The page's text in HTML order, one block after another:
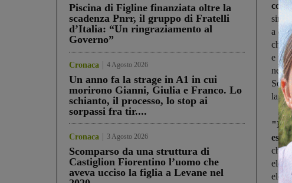
Piscina di Figline finanziata oltre la
scadenza Pnrr, il gruppo di Fratelli
d’Italia: “Un ringraziamento al
Governo”
Cronaca 4 Agosto 2026
Un anno fa la strage in A1 in cui
morirono Gianni, Giulia e Franco. Lo
schianto, il processo, lo stop ai
sorpassi fra tir....
Cronaca 3 Agosto 2026
Scomparso da una struttura di
Castiglion Fiorentino l’uomo che
aveva ucciso la figlia a Levane nel
a
che
e
"Il